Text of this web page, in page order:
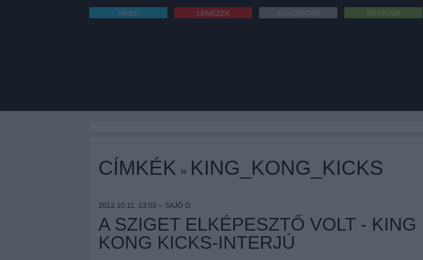
HÍREK LEMEZEK INTERJÚK
CÍMKÉK » KING_KONG_KICKS
2012.10.11. 13:02 – SAJÓ D.
A SZIGET ELKÉPESZTŐ VOLT - KING
KONG KICKS-INTERJÚ